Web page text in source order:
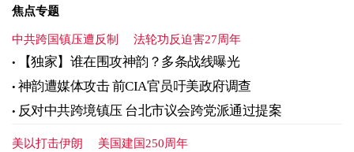
焦点专题
中共跨国镇压遭反制 法轮功反迫害27周年
【独家】谁在围攻神韵？多条战线曝光
神韵遭媒体攻击 前CIA官员吁美政府调查
反对中共跨境镇压 台北市议会跨党派通过提案
美以打击伊朗 美国建国250周年